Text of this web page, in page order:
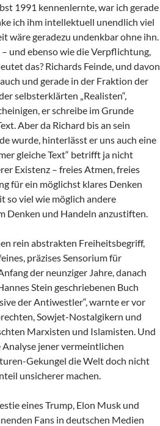
1991 kennenlernte, war ich gerade
ich ihm intellektuell unendlich viel
wäre geradezu undenkbar ohne ihn.
und ebenso wie die Verpflichtung,
das? Richards Feinde, und davon
und gerade in der Fraktion der
selbsterklärten „Realisten“,
er schreibe im Grunde
Aber da Richard bis an sein
wurde, hinterlässt er uns auch eine
gleiche Text“ betrifft ja nicht
Existenz – freies Atmen, freies
für ein möglichst klares Denken
so viel wie möglich andere
Denken und Handeln anzustiften.
rein abstrakten Freiheitsbegriff,
präzises Sensorium für
der neunziger Jahre, danach
Stein geschriebenen Buch
der Antiwestler“, warnte er vor
Sowjet-Nostalgikern und
Marxisten und Islamisten. Und
Analyse jener vermeintlichen
Gekungel die Welt doch nicht
unsicherer machen.
eines Trump, Elon Musk und
Fans in deutschen Medien